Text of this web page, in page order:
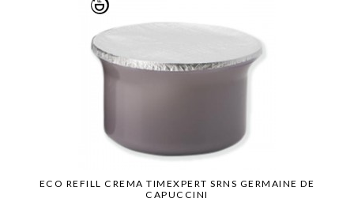
ECO REFILL CREMA TIMEXPERT SRNS GERMAINE DE
CAPUCCINI